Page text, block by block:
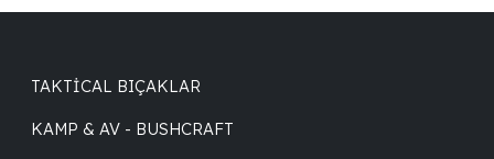
TAKTICAL BIÇAKLAR
KAMP & AV - BUSHCRAFT